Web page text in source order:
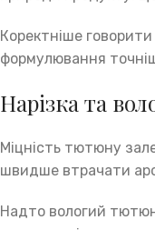
Коректніше
формулювання
Нарізка та
Міцність тютюну
швидше втрачати
Надто вологий